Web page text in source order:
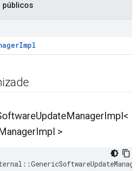
públicos
UpdateManagerImpl<
Impl >